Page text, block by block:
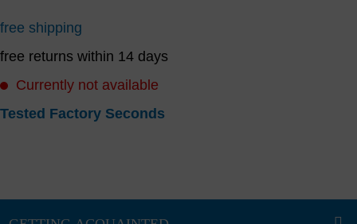
free shipping
free returns within 14 days
Currently not available
Tested Factory Seconds